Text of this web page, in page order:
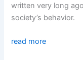
written very long
society’s behavior.
read more